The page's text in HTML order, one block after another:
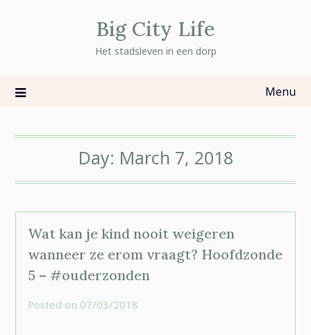
Big City Life
Het stadsleven in een dorp
Menu
Day: March 7, 2018
Wat kan je kind nooit weigeren
wanneer ze erom vraagt? Hoofdzonde
5 – #ouderzonden
Posted on 07/03/2018